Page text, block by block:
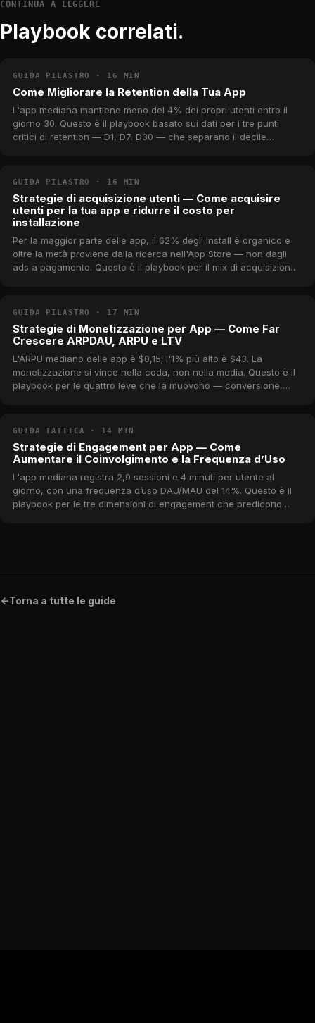
CONTINUA A LEGGERE
Playbook correlati.
GUIDA PILASTRO · 16 MIN
Come Migliorare la Retention della Tua App
L'app mediana mantiene meno del 4% dei propri utenti entro il
giorno 30. Questo è il playbook basato sui dati per i tre punti
critici di retention — D1, D7, D30 — che separano il decile
GUIDA PILASTRO · 16 MIN
Strategie di acquisizione utenti — Come acquisire
utenti per la tua app e ridurre il costo per
installazione
Per la maggior parte delle app, il 62% degli install è organico e
oltre la metà proviene dalla ricerca nell'App Store — non dagli
ads a pagamento. Questo è il playbook per il mix di acquisizione,
dal catalogo MWM.
GUIDA PILASTRO · 17 MIN
Strategie di Monetizzazione per App — Come Far
Crescere ARPDAU, ARPU e LTV
L'ARPU mediano delle app è $0,15; l'1% più alto è $43. La
monetizzazione si vince nella coda, non nella media. Questo è il
playbook per le quattro leve che la muovono — conversione,
GUIDA TATTICA · 14 MIN
Strategie di Engagement per App — Come
Aumentare il Coinvolgimento e la Frequenza d’Uso
L'app mediana registra 2,9 sessioni e 4 minuti per utente al
giorno, con una frequenza d’uso DAU/MAU del 14%. Questo è il
playbook per le tre dimensioni di engagement che predicono
<-Torna a tutte le guide